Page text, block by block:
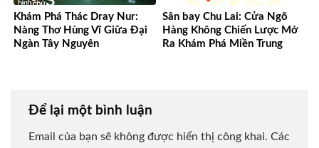
Khám Phá Thác Dray Nur:
Nàng Thơ Hùng Vĩ Giữa Đại
Ngàn Tây Nguyên
Sân bay Chu Lai: Cửa Ngõ
Hàng Không Chiến Lược Mở
Ra Khám Phá Miền Trung
Để lại một bình luận
Email của bạn sẽ không được hiển thị công khai. Các